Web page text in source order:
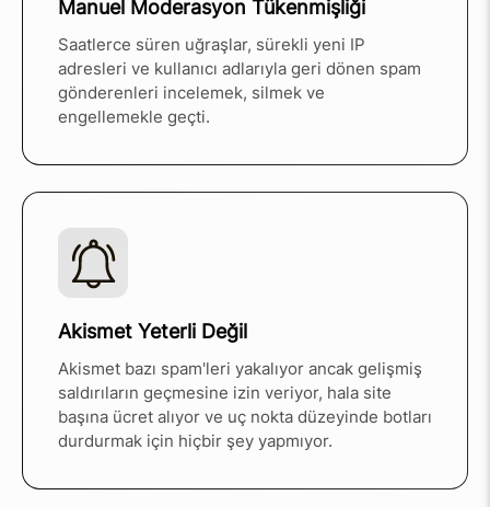
Manuel Moderasyon Tükenmişliği
Saatlerce süren uğraşlar, sürekli yeni IP
adresleri ve kullanıcı adlarıyla geri dönen spam
gönderenleri incelemek, silmek ve
engellemekle geçti.
Akismet Yeterli Değil
Akismet bazı spam'leri yakalıyor ancak gelişmiş
saldırıların geçmesine izin veriyor, hala site
başına ücret alıyor ve uç nokta düzeyinde botları
durdurmak için hiçbir şey yapmıyor.